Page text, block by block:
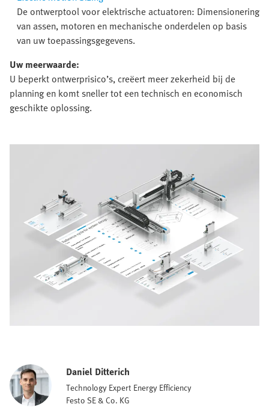
De ontwerptool voor elektrische actuatoren: Dimensionering
van assen, motoren en mechanische onderdelen op basis
van uw toepassingsgegevens.
Uw meerwaarde:
U beperkt ontwerprisico’s, creëert meer zekerheid bij de
planning en komt sneller tot een technisch en economisch
geschikte oplossing.
Daniel Ditterich
Technology Expert Energy Efficiency
Festo SE & Co. KG